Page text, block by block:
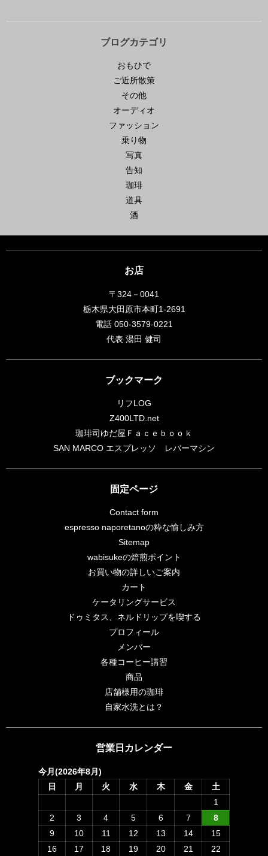
ブログカテゴリ
おもひで
ご近所散策
その他
オーディオ
ファッション
乗り物
写真
告知
珈琲
道具
酒
お店
〒324－0041
栃木県大田原市本町1-2691
電話 050-3579-0221
代表 湯田 健司
ブックマーク
リフLOG
Z400LTD.net
珈琲司ゆだ屋Ｆａｃｅｂｏｏｋ
SAN MARCO エスプレッソ レバーマシン
固定ページ
Contact form
espresso naporetanoの粋な愉しみ方
Sitemap
wabisukeの焙煎ポイント
お買い物の詳しいご案内
カート
ケータリングサービス
ドゥミタス、ネルドリップを喫する
プロフィール
メンバー
各種コーヒー講習
商品
店舗様用の珈琲
自家水洗とは？
営業日カレンダー
今月(2026年8月)
日
月 火 水 木 金
土
1
2
3 4 5 6 7
8
9
10 11 12 13 14
15
16
17 18 19 20 21 22